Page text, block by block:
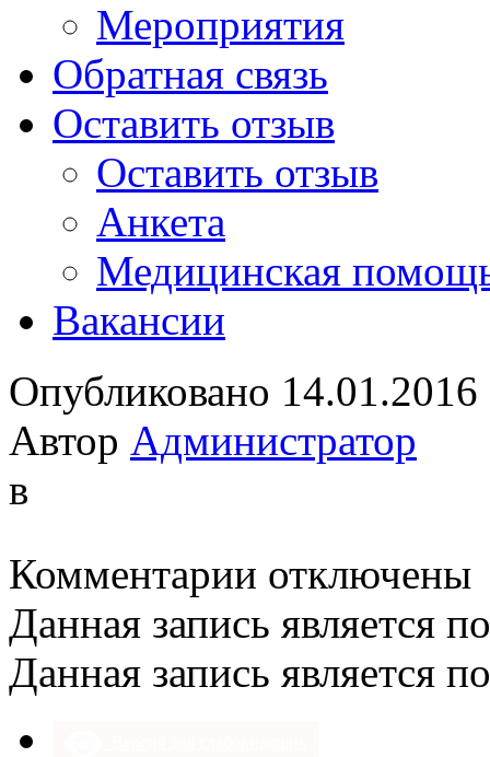
Мероприятия
Обратная связь
Оставить отзыв
Оставить отзыв
Анкета
Медицинская
Вакансии
Опубликовано 14.01.2016
Автор Администратор
в
Комментарии записи
отключены
Данная запись является
Данная запись является